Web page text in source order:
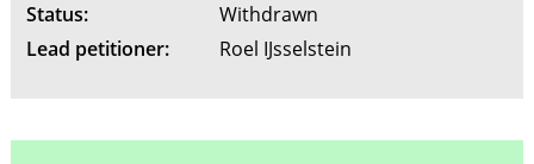
Status:
Withdrawn
Lead petitioner:
Roel IJsselstein